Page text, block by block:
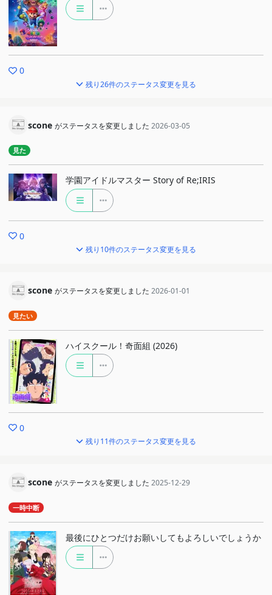
0
残り26件のステータス変更を見る
scone がステータスを変更しました 2026-03-05
見た
学園アイドルマスター Story of Re;IRIS
0
残り10件のステータス変更を見る
scone がステータスを変更しました 2026-01-01
見たい
ハイスクール！奇面組 (2026)
0
残り11件のステータス変更を見る
scone がステータスを変更しました 2025-12-29
一時中断
最後にひとつだけお願いしてもよろしいでしょうか